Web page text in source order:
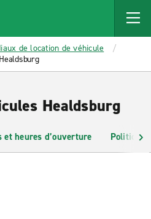
de location de véhicule
Healdsburg
Healdsburg
et heures d’ouverture Politiques